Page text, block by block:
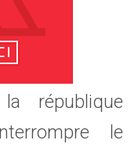
république
le